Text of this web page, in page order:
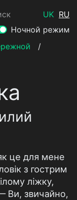
UK RU
Ночной режим
/
це для мене
з гострим
ліжку,
Ви, звичайно,